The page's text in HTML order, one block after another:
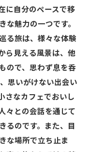
に自分のペースで移
な魅力の一つです。
る旅は、様々な体験
ら見える風景は、他
ので、思わず息を呑
思いがけない出会い
さなカフェでおいし
々との会話を通じて
るのです。また、目
な場所で立ち止ま